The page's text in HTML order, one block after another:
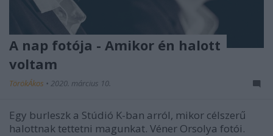
A nap fotója - Amikor én halott
voltam
TörökÁkos • 2020. március 10.
Egy burleszk a Stúdió K-ban arról, mikor célszerű
halottnak tettetni magunkat. Véner Orsolya fotói.